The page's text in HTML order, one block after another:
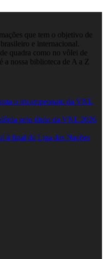
que tem o objetivo de
e internacional.
quadra como no vôlei de
a nossa biblioteca de A a Z
o tricampeonato da VNL
pelo título da VNL 2026
à final da Liga das Nações